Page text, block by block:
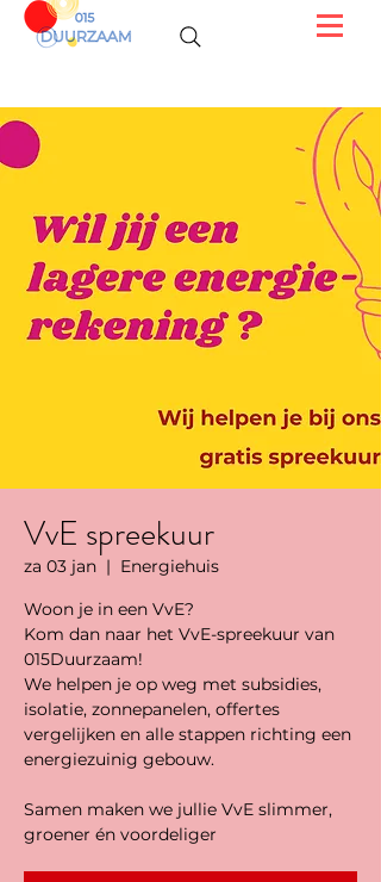
VvE spreekuur
za 03 jan
  |
Energiehuis
Woon je in een VvE?
Kom dan naar het VvE-spreekuur van
015Duurzaam!
We helpen je op weg met subsidies,
isolatie, zonnepanelen, offertes
vergelijken en alle stappen richting een
energiezuinig gebouw.
Samen maken we jullie VvE slimmer,
groener én voordeliger